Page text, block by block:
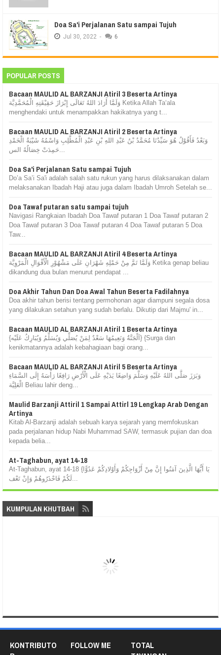
Doa Sa'i Perjalanan Satu sampai Tujuh
Jul 30, 2022 - 6
POPULAR POSTS
Bacaan MAULID AL BARZANJI Atiril 3 Beserta Artinya
وَلَمَّا أَرَادَ اللهُ تَعَالَى إِبْرَازَ حَقِيْقَتِهِ الْمُحَمَّدِيَّة Ketika Allah Ta‘ala
menghendaki untuk menampakkan hakikatnya yang t...
Bacaan MAULID AL BARZANJI Atiril 2 Beserta Artinya
وَبَعْدُ فَأَقُوْلُ هُوَ سَيِّدُنَا مُحَمَّدُ بْنُ عَبْدِ اللهِ بْنِ عَبْدِ الْمُطَّلِبِ وَاسْمُهُ شَيْبَةُ الْحَمْدِ
Doa Sa'i Perjalanan Satu sampai Tujuh
Do’a Sa’i Sa'i adalah salah satu rukun yang harus dilaksanakan dalam
melaksanakan Ibadah Haji atau juga dalam Ibadah Umroh Setelah se...
Doa Tawaf putaran satu sampai tujuh
Navigasi Rangkaian Ibadah Doa Tawaf putaran 1 Doa Tawaf putaran 2
Doa Tawaf putaran 3 Doa Tawaf putaran 4 Doa Tawaf putaran 5 Doa
Taw...
Bacaan MAULID AL BARZANJI Atiril 4 Beserta Artinya
وَلَمَّا تَمَّ مِنْ حَمْلِهِ شَهْرَانِ عَلَى مَشْهُوْرِ الْأَقْوَالِ الْمَرْوِيَّة Ketika genap beliau
dikandung dua bulan menurut pendapat ...
Doa Akhir Tahun Dan Doa Awal Tahun Beserta Fadilahnya
Doa akhir tahun berisi tentang permohonan agar diampuni segala dosa
yang dilakukan setahun yang sudah berlalu. Dikutip dari Majmu' in...
Bacaan MAULID AL BARZANJI Atiril 1 Beserta Artinya
{اَلْجَنَّةُ وَنَعِيمُهَا سَعْدٌ لِمَنْ يُصَلِّي وَيُسَلِّمُ وَيُبَارِكُ عَلَيْه} {Surga dan
kenikmatannya adalah kebahagiaan bagi orang...
Bacaan MAULID AL BARZANJI Atiril 5 Beserta Artinya
وَبَرَزَ صَلَّى اللهُ عَلَيْهِ وَسَلَّمَ وَاضِعًا يَدَيْهِ عَلَى الْأَرْضِ رَافِعًا رَأْسَهُ إِلَى السَّمَاءِ
الْعَلِيَّة Beliau lahir deng...
Maulid Barzanji Attiril 1 Sampai Attirl 19 Lengkap Arab Dengan
Artinya
Kitab Al-Barzanji adalah sebuah karya sejarah yang memfokuskan
pada perjalanan hidup Nabi Muhammad SAW, termasuk pujian dan doa
kepada belia...
At-Taghabun, ayat 14-18
At-Taghabun, ayat 14-18 {يَا أَيُّهَا الَّذِينَ آمَنُوا إِنَّ مِنْ أَزْوَاجِكُمْ وَأَوْلادِكُمْ عَدُوًّا
KUMPULAN KHUTBAH
KONTRIBUTO
FOLLOW ME
TOTAL